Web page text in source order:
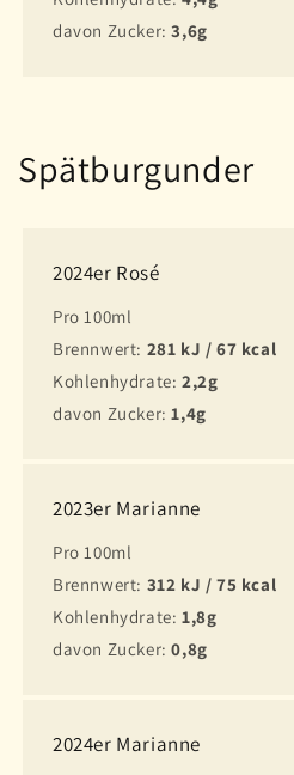
davon Zucker:3,6g
Spätburgunder
2024er Rosé
Pro 100ml
Brennwert: 281 kJ / 67 kcal
Kohlenhydrate: 2,2g
davon Zucker:1,4g
2023er Marianne
Pro 100ml
Brennwert: 312 kJ / 75 kcal
Kohlenhydrate: 1,8g
davon Zucker:0,8g
2024er Marianne